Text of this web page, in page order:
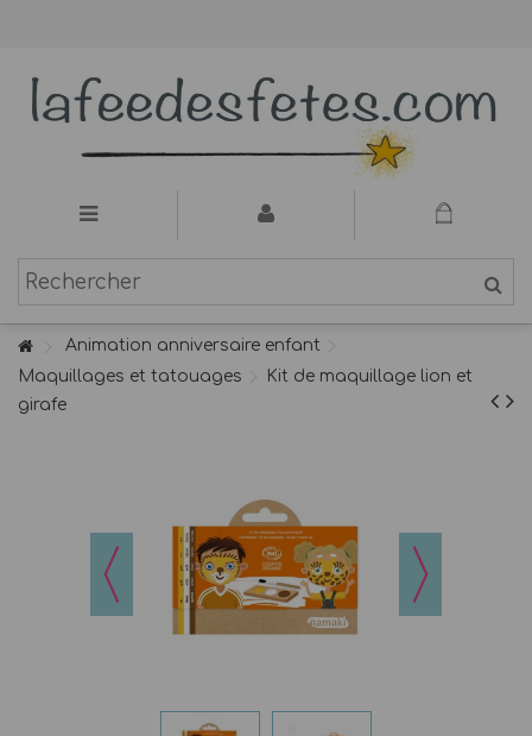
Animation anniversaire enfant
Maquillages et tatouages
Kit de maquillage lion et
girafe